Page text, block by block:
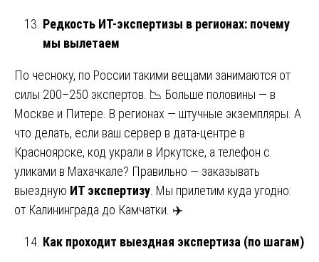
Редкость ИТ-экспертизы в регионах: почему
мы вылетаем
По чесноку, по России такими вещами занимаются от
силы 200–250 экспертов. 📉 Больше половины — в
Москве и Питере. В регионах — штучные экземпляры. А
что делать, если ваш сервер в дата-центре в
Красноярске, код украли в Иркутске, а телефон с
уликами в Махачкале? Правильно — заказывать
выездную ИТ экспертизу . Мы прилетим куда угодно:
от Калининграда до Камчатки. ✈️
Как проходит выездная экспертиза (по шагам)